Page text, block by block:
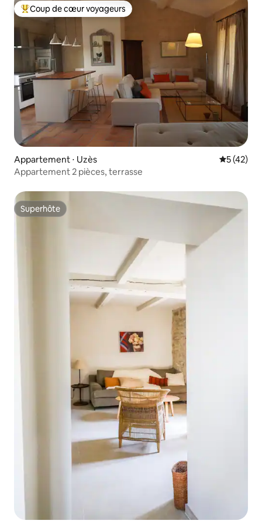
Coups de cœur voyageurs les plus appréciés
Coup de cœur voyageurs
Appartement ⋅ Uzès
5 (42)
Appartement 2 pièces, terrasse
Superhôte
Superhôte